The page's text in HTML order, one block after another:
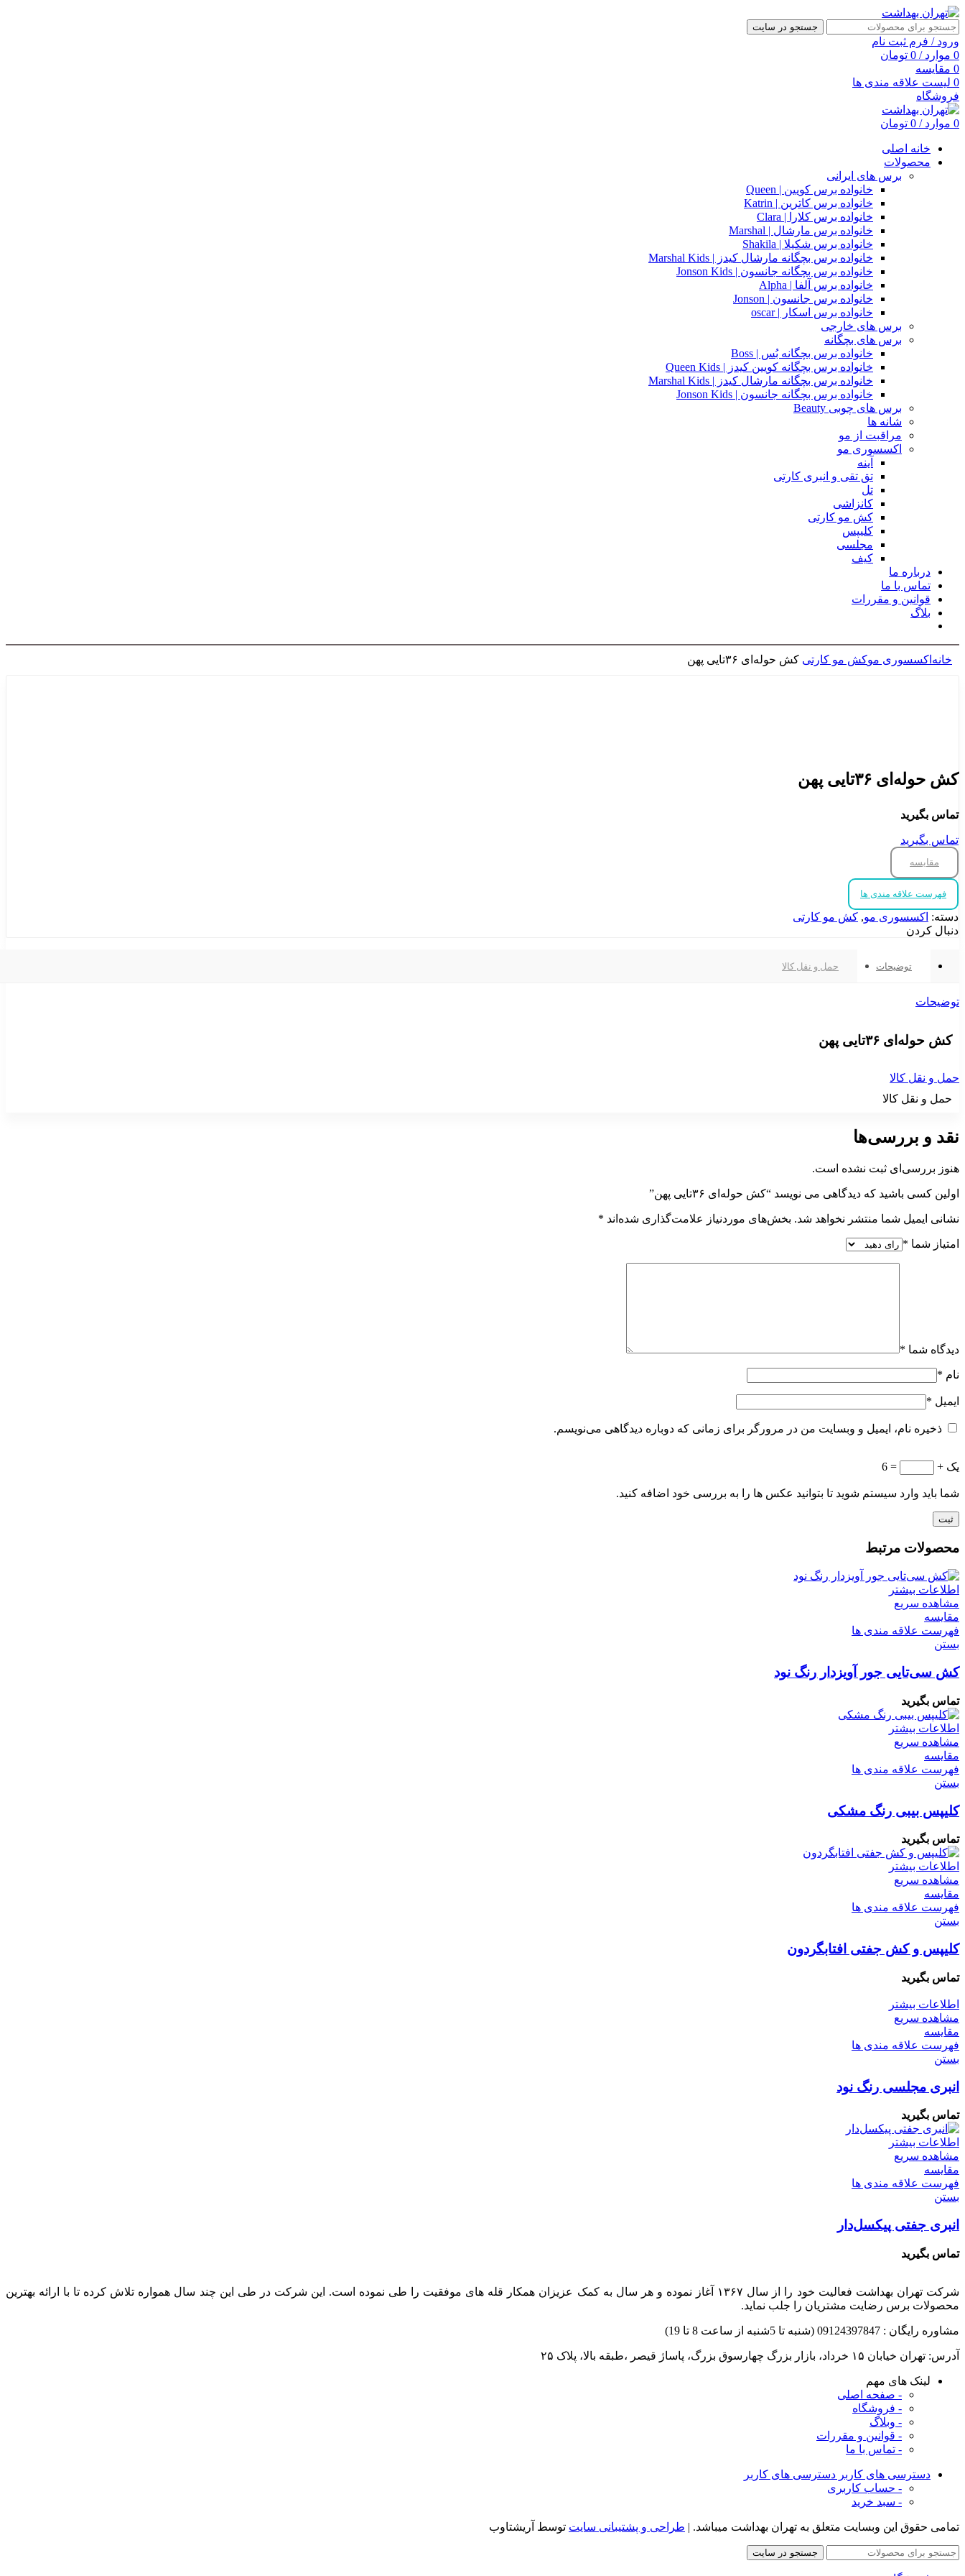
جستجو در سایت
ورود / فرم ثبت نام
0 موارد /
0 تومان
0 مقایسه
0 لیست علاقه مندی ها
فروشگاه
0 موارد /
0 تومان
خانه اصلی
محصولات
برس های ایرانی
خانواده برس کویین | Queen
خانواده برس کاترین | Katrin
خانواده برس کلارا | Clara
خانواده برس مارشال | Marshal
خانواده برس شکیلا | Shakila
خانواده برس بچگانه مارشال کیدز | Marshal Kids
خانواده برس بچگانه جانسون | Jonson Kids
خانواده برس آلفا | Alpha
خانواده برس جانسون | Jonson
خانواده برس اسکار | oscar
برس های خارجی
برس های بچگانه
خانواده برس بچگانه بُس | Boss
خانواده برس بچگانه کویین کیدز | Queen Kids
خانواده برس بچگانه مارشال کیدز | Marshal Kids
خانواده برس بچگانه جانسون | Jonson Kids
برس های چوبی Beauty
شانه ها
مراقبت از مو
اکسسوری مو
آینه
تق تقی و انبری کارتی
تل
کانزاشی
کش مو کارتی
کلیپس
مجلسی
کیف
درباره ما
تماس با ما
قوانین و مقررات
بلاگ
خانه اکسسوری موکش مو کارتی کش حوله‌ای ۳۶تایی پهن
کش حوله‌ای ۳۶تایی پهن
تماس بگیرید
تماس بگیرید
مقایسه
فهرست علاقه مندی ها
دسته: اکسسوری مو, کش مو کارتی
دنبال کردن
توضیحات حمل و نقل کالا
توضیحات
کش حوله‌ای ۳۶تایی پهن
حمل و نقل کالا
حمل و نقل کالا
نقد و بررسی‌ها
هنوز بررسی‌ای ثبت نشده است.
اولین کسی باشید که دیدگاهی می نویسد “کش حوله‌ای ۳۶تایی پهن”
نشانی ایمیل شما منتشر نخواهد شد. بخش‌های موردنیاز علامت‌گذاری شده‌اند *
امتیاز شما *
دیدگاه شما *
نام *
ایمیل *
ذخیره نام، ایمیل و وبسایت من در مرورگر برای زمانی که دوباره دیدگاهی می‌نویسم.
یک + = 6
شما باید وارد سیستم شوید تا بتوانید عکس ها را به بررسی خود اضافه کنید.
محصولات مرتبط
اطلاعات بیشتر
مشاهده سریع
مقایسه
فهرست علاقه مندی ها
بستن
کش سی‌تایی جور آویزدار رنگ نود
تماس بگیرید
اطلاعات بیشتر
مشاهده سریع
مقایسه
فهرست علاقه مندی ها
بستن
کلیپس بیبی رنگ مشکی
تماس بگیرید
اطلاعات بیشتر
مشاهده سریع
مقایسه
فهرست علاقه مندی ها
بستن
کلیپس و کش جفتی ‌افتابگردون
تماس بگیرید
اطلاعات بیشتر
مشاهده سریع
مقایسه
فهرست علاقه مندی ها
بستن
انبری مجلسی رنگ نود
تماس بگیرید
اطلاعات بیشتر
مشاهده سریع
مقایسه
فهرست علاقه مندی ها
بستن
انبری جفتی پیکسل‌دار
تماس بگیرید
شرکت تهران بهداشت فعالیت خود را از سال ۱۳۶۷ آغاز نموده و هر سال به کمک عزیزان همکار قله های موفقیت را طی نموده است. این شرکت در طی این چند سال همواره تلاش کرده تا با ارائه بهترین
محصولات برس رضایت مشتریان را جلب نماید.
مشاوره رایگان : 09124397847 (شنبه تا 5شنبه از ساعت 8 تا 19)
آدرس: تهران خیابان ۱۵ خرداد، بازار بزرگ چهارسوق بزرگ، ‌پاساژ قیصر ،طبقه بالا، پلاک ۲۵
لینک های مهم
- صفحه اصلی
- فروشگاه
- وبلاگ
- قوانین و مقررات
- تماس با ما
دسترسی های کاربر دسترسی های کاربر
- حساب کاربری
- سبد خرید
تمامی حقوق این وبسایت متعلق به تهران بهداشت میباشد. | طراحی و پشتیبانی سایت توسط آریشتاوب
جستجو در سایت